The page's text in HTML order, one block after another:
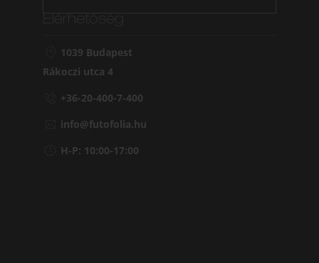
1039 Budapest
Rákoczi utca 4
+36-20-400-7-400
info@futofolia.hu
H-P: 10:00-17:00